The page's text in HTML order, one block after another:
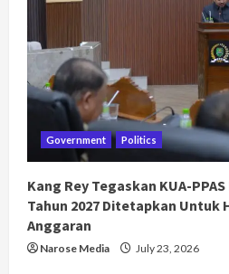
Government Politics
Kang Rey Tegaskan KUA-
Tahun 2027 Ditetapkan Untuk
Anggaran
Narose Media July 23, 2026